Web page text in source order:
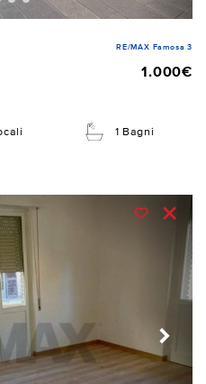
RE/MAX Famosa 3
1.000€
1 Bagni